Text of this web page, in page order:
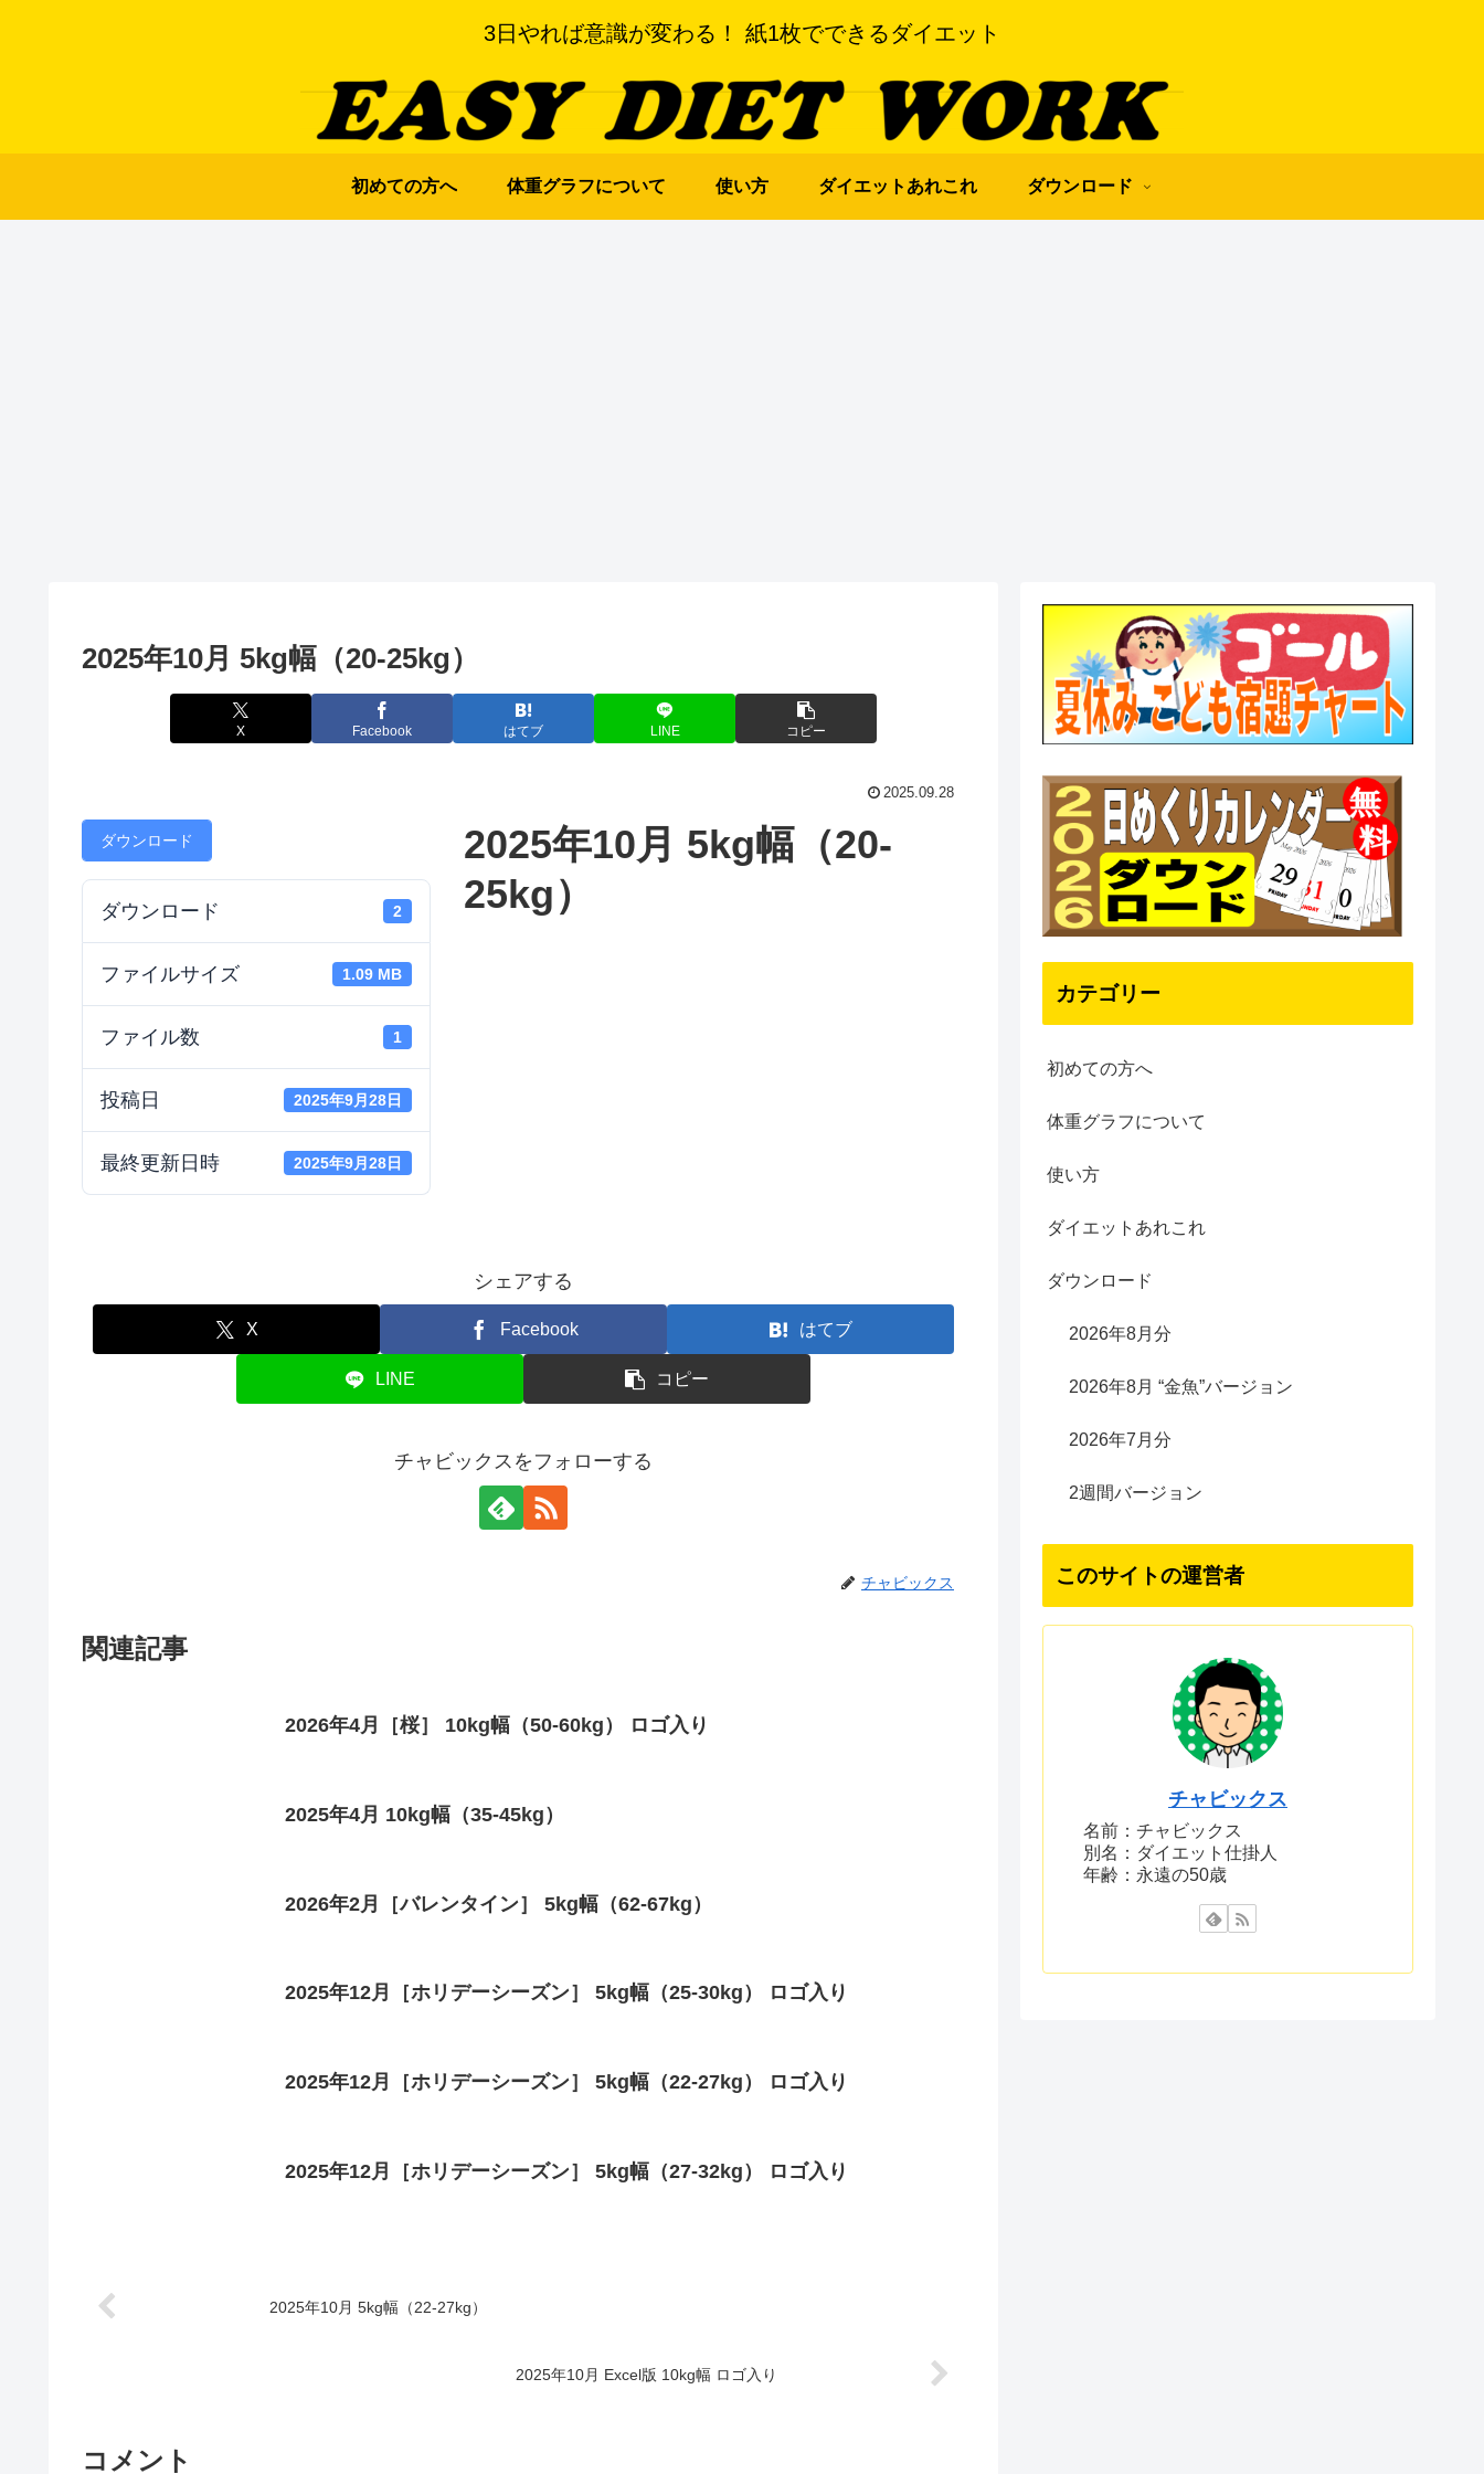
3日やれば意識が変わる！ 紙1枚でできるダイエット
初めての方へ 体重グラフについて 使い方 ダイエットあれこれ ダウンロード
2025年10月 5kg幅（20-25kg）
X Facebook はてブ LINE コピー
2025.09.28
ダウンロード
ダウンロード 2
ファイルサイズ 1.09 MB
ファイル数 1
投稿日 2025年9月28日
最終更新日時 2025年9月28日
2025年10月 5kg幅（20-
25kg）
シェアする
X Facebook はてブ
LINE コピー
チャビックスをフォローする
チャビックス
関連記事
2026年4月［桜］ 10kg幅（50-60kg） ロゴ入り
2025年4月 10kg幅（35-45kg）
2026年2月［バレンタイン］ 5kg幅（62-67kg）
2025年12月［ホリデーシーズン］ 5kg幅（25-30kg） ロゴ入り
2025年12月［ホリデーシーズン］ 5kg幅（22-27kg） ロゴ入り
2025年12月［ホリデーシーズン］ 5kg幅（27-32kg） ロゴ入り
2025年10月 5kg幅（22-27kg）
2025年10月 Excel版 10kg幅 ロゴ入り
コメント
カテゴリー
初めての方へ
体重グラフについて
使い方
ダイエットあれこれ
ダウンロード
2026年8月分
2026年8月 “金魚”バージョン
2026年7月分
2週間バージョン
このサイトの運営者
チャビックス
名前：チャビックス
別名：ダイエット仕掛人
年齢：永遠の50歳